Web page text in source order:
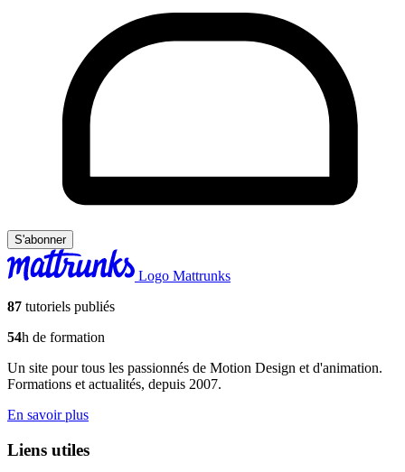
S'abonner
Logo Mattrunks
87 tutoriels publiés
54h de formation
Un site pour tous les passionnés de Motion Design et d'animation.
Formations et actualités, depuis 2007.
En savoir plus
Liens utiles